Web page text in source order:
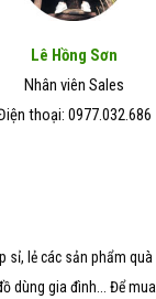
Lê Hồng Sơn
Nhân viên Sales
thoại: 0977.032.686
sỉ, lẻ các sản phẩm quà
dùng gia đình... Để mua